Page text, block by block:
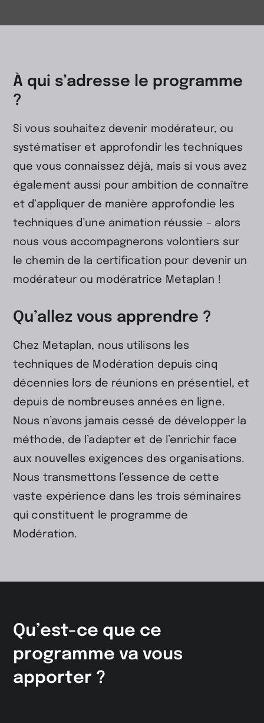
À qui s’adresse le programme
?
Si vous souhaitez devenir modérateur, ou
systématiser et approfondir les techniques
que vous connaissez déjà, mais si vous avez
également aussi pour ambition de connaître
et d’appliquer de manière approfondie les
techniques d’une animation réussie – alors
nous vous accompagnerons volontiers sur
le chemin de la certification pour devenir un
modérateur ou modératrice Metaplan !
Qu’allez vous apprendre ?
Chez Metaplan, nous utilisons les
techniques de Modération depuis cinq
décennies lors de réunions en présentiel, et
depuis de nombreuses années en ligne.
Nous n’avons jamais cessé de développer la
méthode, de l’adapter et de l’enrichir face
aux nouvelles exigences des organisations.
Nous transmettons l’essence de cette
vaste expérience dans les trois séminaires
qui constituent le programme de
Modération.
Qu’est-ce que ce
programme va vous
apporter ?